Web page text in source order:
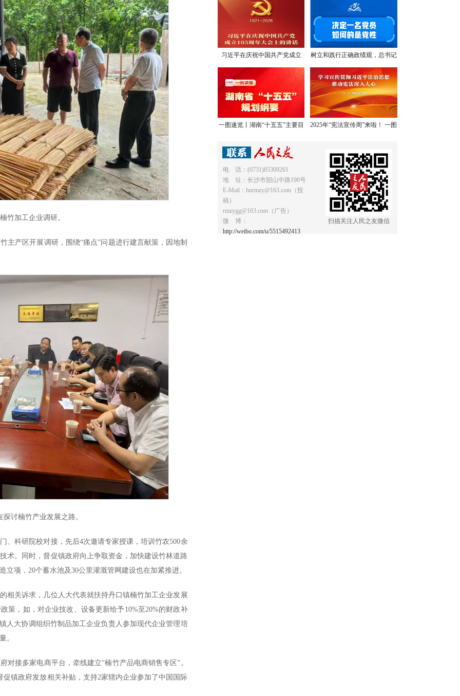
竹加工企业调研。
主产区开展调研，围绕“痛点”问题进行建言献策，因地制
讨楠竹产业发展之路。
、科研院校对接，先后4次邀请专家授课，培训竹农500余
术。同时，督促镇政府向上争取资金，加快建设竹林道路
项，20个蓄水池及30公里灌溉管网建设也在加紧推进。
相关诉求，几位人大代表就扶持丹口镇楠竹加工企业发展
策，如，对企业技改、设备更新给予10%至20%的财政补
人大协调组织竹制品加工企业负责人参加现代企业管理培
。
对接多家电商平台，牵线建立“楠竹产品电商销售专区”。
镇政府发放相关补贴，支持2家辖内企业参加了中国国际
习近平在庆祝中国共产党成立
105周年大会上的讲话，学金
句，悟深意！
树立和践行正确政绩观，总书记
提出明确要求
一图速览丨湖南“十五五”主要目
2025年“宪法宣传周”来啦！ 一图
电 话：(0731)85309261
地 址：长沙市韶山中路190号
E-Mail：hnrmzy@163.com（投
稿）
rmzygg@163.com（广告）
微 博：
http://weibo.com/u/5515492413
扫描关注人民之友微信